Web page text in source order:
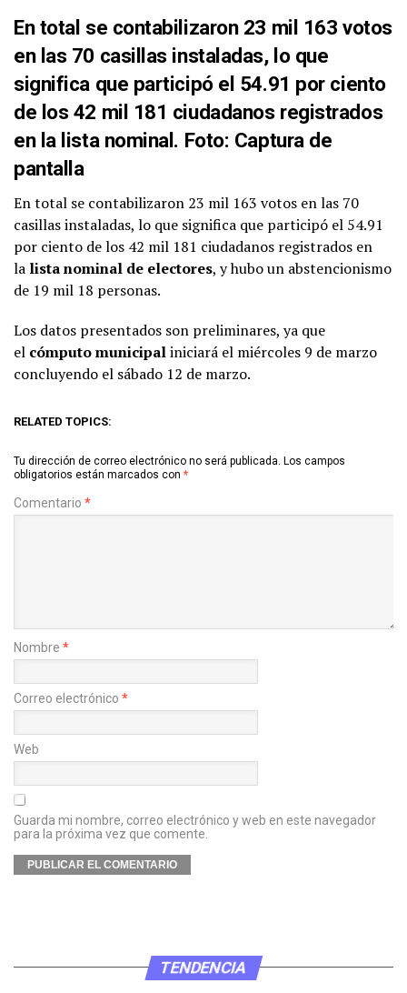
En total se contabilizaron 23 mil 163 votos
en las 70 casillas instaladas, lo que
significa que participó el 54.91 por ciento
de los 42 mil 181 ciudadanos registrados
en la lista nominal. Foto: Captura de
pantalla
En total se contabilizaron 23 mil 163 votos en las 70
casillas instaladas, lo que significa que participó el 54.91
por ciento de los 42 mil 181 ciudadanos registrados en
la lista nominal de electores, y hubo un abstencionismo
de 19 mil 18 personas.
Los datos presentados son preliminares, ya que
el cómputo municipaliniciará el miércoles 9 de marzo
concluyendo el sábado 12 de marzo.
RELATED TOPICS:
Tu dirección de correo electrónico no será publicada. Los campos
obligatorios están marcados con *
Comentario *
Nombre *
Correo electrónico *
Web
Guarda mi nombre, correo electrónico y web en este navegador
para la próxima vez que comente.
TENDENCIA